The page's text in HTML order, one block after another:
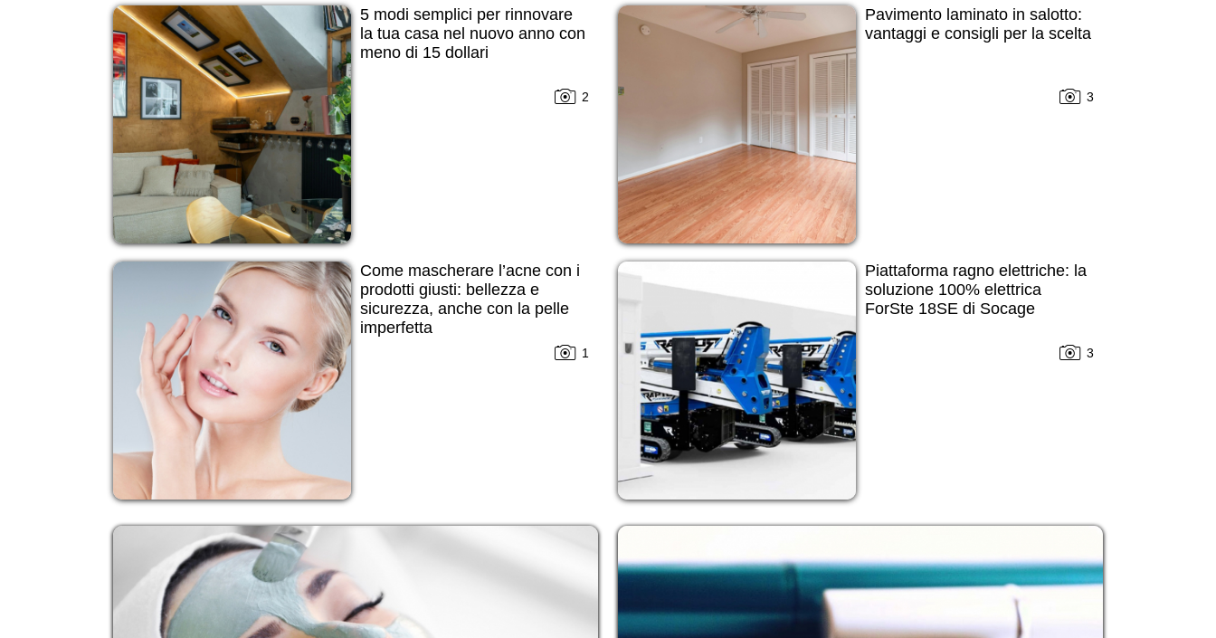
5 modi semplici per rinnovare
la tua casa nel nuovo anno con
meno di 15 dollari
2
Pavimento laminato in salotto:
vantaggi e consigli per la scelta
3
Come mascherare l’acne con i
prodotti giusti: bellezza e
sicurezza, anche con la pelle
imperfetta
1
Piattaforma ragno elettriche: la
soluzione 100% elettrica
ForSte 18SE di Socage
3